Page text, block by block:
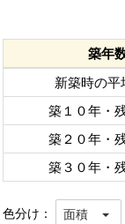
築年
新築時の平
築１０年・
築２０年・
築３０年・
色分け： 面積